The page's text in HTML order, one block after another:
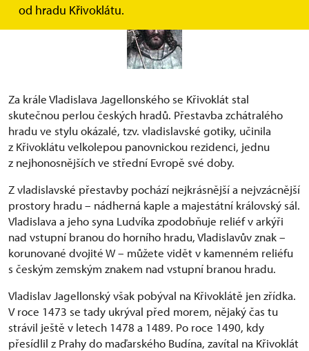
od hradu Křivoklátu.
Za krále Vladislava Jagellonského se Křivoklát stal
skutečnou perlou českých hradů. Přestavba zchátralého
hradu ve stylu okázalé, tzv. vladislavské gotiky, učinila
z Křivoklátu velkolepou panovnickou rezidenci, jednu
z nejhonosnějších ve střední Evropě své doby.
Z vladislavské přestavby pochází nejkrásnější a nejvzácnější
prostory hradu – nádherná kaple a majestátní královský sál.
Vladislava a jeho syna Ludvíka zpodobňuje reliéf v arkýři
nad vstupní branou do horního hradu, Vladislavův znak –
korunované dvojité W – můžete vidět v kamenném reliéfu
s českým zemským znakem nad vstupní branou hradu.
Vladislav Jagellonský však pobýval na Křivoklátě jen zřídka.
V roce 1473 se tady ukrýval před morem, nějaký čas tu
strávil ještě v letech 1478 a 1489. Po roce 1490, kdy
přesídlil z Prahy do maďarského Budína, zavítal na Křivoklát